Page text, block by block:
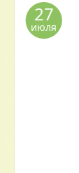
27
июля